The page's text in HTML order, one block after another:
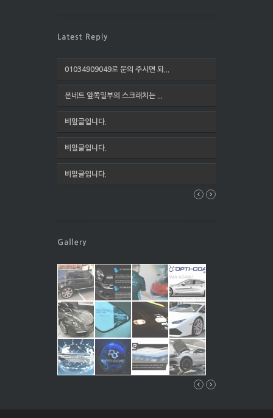
01034909049로 문의 주시면 되...
본네트 앞쪽일부의 스크래치는 ...
비밀글입니다.
비밀글입니다.
비밀글입니다.